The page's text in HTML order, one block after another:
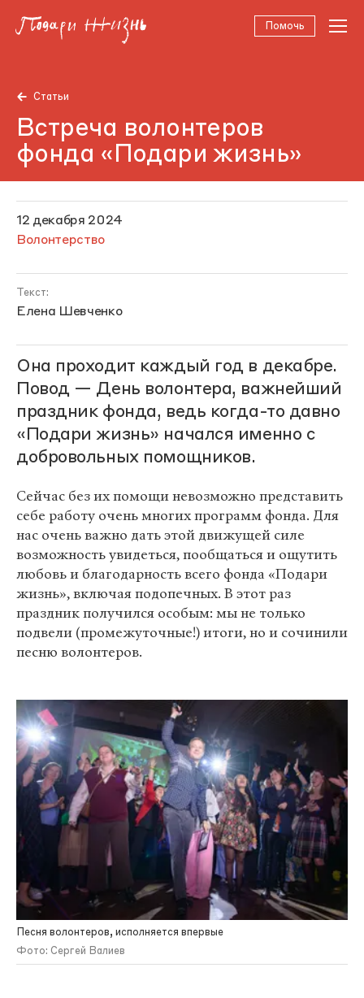
Помочь
Статьи
Встреча волонтеров
фонда «Подари жизнь»
12 декабря 2024
Волонтерство
Текст:
Елена Шевченко
Она проходит каждый год в декабре.
Повод — День волонтера, важнейший
праздник фонда, ведь когда-то давно
«Подари жизнь» начался именно с
добровольных помощников.
Сейчас без их помощи невозможно представить
себе работу очень многих программ фонда. Для
нас очень важно дать этой движущей силе
возможность увидеться, пообщаться и ощутить
любовь и благодарность всего фонда «Подари
жизнь», включая подопечных. В этот раз
праздник получился особым: мы не только
подвели (промежуточные!) итоги, но и сочинили
песню волонтеров.
Песня волонтеров, исполняется впервые
Фото: Сергей Валиев